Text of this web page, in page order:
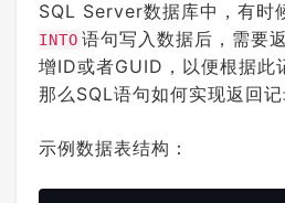
SQL Server数据库中，有时
INTO 语句写入数据后，需要
增ID或者GUID，以便根据此
那么SQL语句如何实现返回
示例数据表结构：